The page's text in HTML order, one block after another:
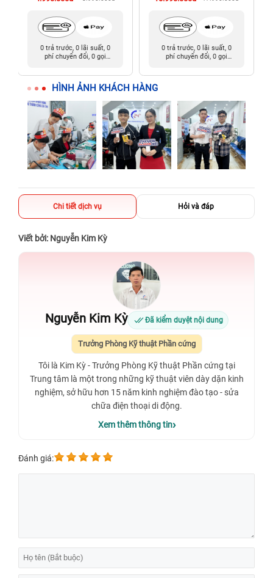
0 trả trước, 0 lãi suất, 0
phí chuyển đổi, 0 gọi
0 trả trước, 0 lãi suất, 0
phí chuyển đổi, 0 gọi
HÌNH ẢNH KHÁCH HÀNG
Chi tiết dịch vụ Hỏi và đáp
Viết bởi: Nguyễn Kim Kỳ
Nguyễn Kim Kỳ Đã kiểm duyệt nội dung
Trưởng Phòng Kỹ thuật Phần cứng
Tôi là Kim Kỳ - Trưởng Phòng Kỹ thuật Phần cứng tại
Trung tâm là một trong những kỹ thuật viên dày dặn kinh
nghiệm, sở hữu hơn 15 năm kinh nghiệm đào tạo - sửa
chữa điện thoại di động.
Xem thêm thông tin
Đánh giá: